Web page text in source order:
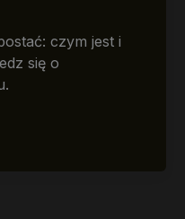
czym jest i
się o